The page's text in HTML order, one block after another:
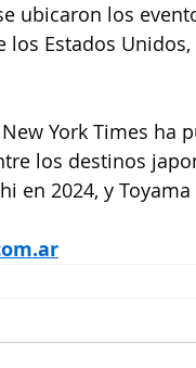
ubicaron los
los Estados
New York Times
los destinos
en 2024, y